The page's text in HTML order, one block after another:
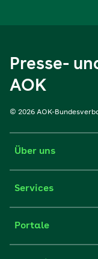
Presse-
AOK
© 2026 AOK-
Über uns
Services
Portale